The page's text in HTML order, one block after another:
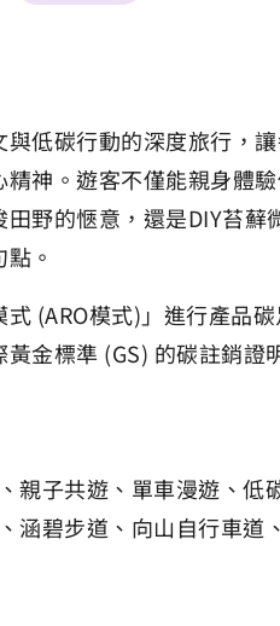
低碳行動的深度旅行，
神。遊客不僅能親身體
野的愜意，還是DIY苔
。
(ARO模式)」進行產品
金標準 (GS) 的碳註銷證
親子共遊、單車漫遊、低
涵碧步道、向山自行車